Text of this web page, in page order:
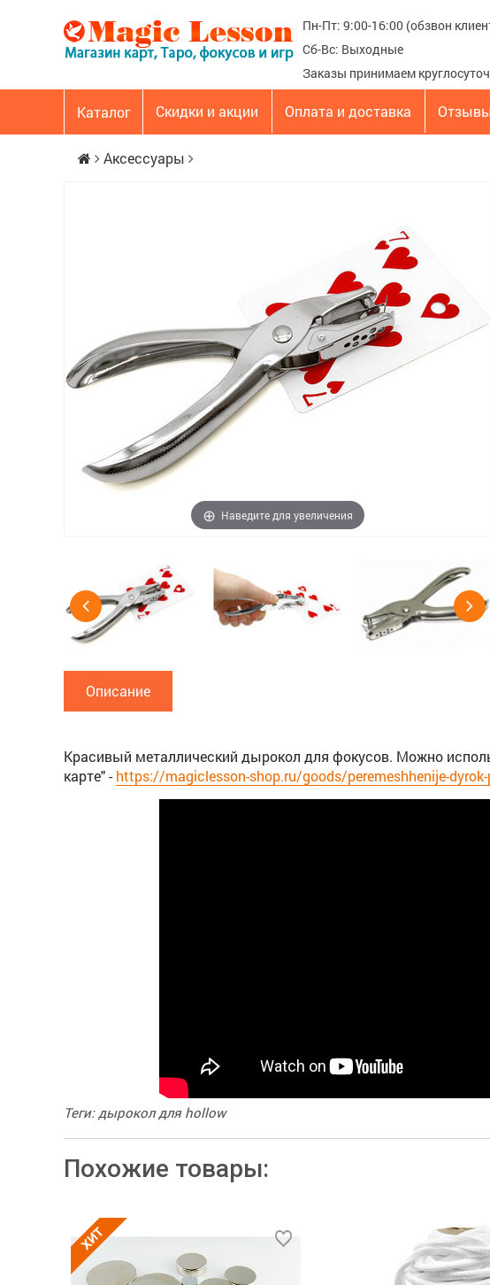
Пн-Пт: 9:00-16:00 (обзвон
Сб-Вс: Выходные
Заказы принимаем
Каталог Скидки и акции Оплата и доставка
Аксессуары
Наведите для увеличения
Описание
Красивый металлический дырокол для фокусов. Можно
карте" -https://magiclesson-shop.ru/goods/peremeshhenije-
Теги: дырокол для hollow
Похожие товары: